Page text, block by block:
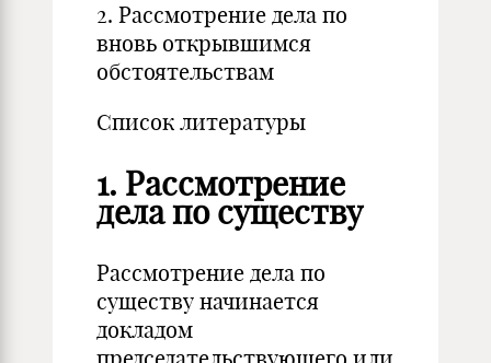
2. Рассмотрение дела по
вновь открывшимся
обстоятельствам
Список литературы
1. Рассмотрение
дела по существу
Рассмотрение дела по
существу начинается
докладом